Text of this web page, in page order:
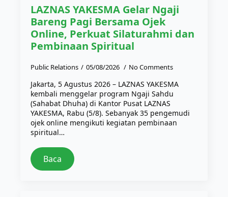
LAZNAS YAKESMA Gelar Ngaji
Bareng Pagi Bersama Ojek
Online, Perkuat Silaturahmi dan
Pembinaan Spiritual
Public Relations 05/08/2026 No Comments
Jakarta, 5 Agustus 2026 – LAZNAS YAKESMA
kembali menggelar program Ngaji Sahdu
(Sahabat Dhuha) di Kantor Pusat LAZNAS
YAKESMA, Rabu (5/8). Sebanyak 35 pengemudi
ojek online mengikuti kegiatan pembinaan
spiritual…
Baca